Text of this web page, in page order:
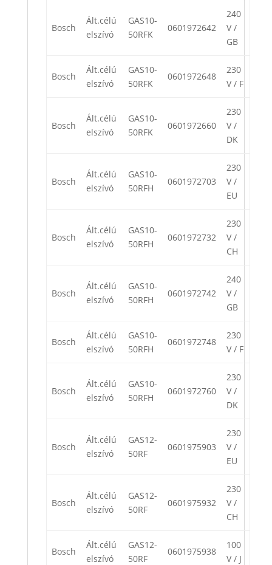
Bosch
Ált.célú
elszívó
GAS10-
50RFK
0601972642
240
V /
GB
Bosch
Ált.célú
elszívó
GAS10-
50RFK
0601972648
230
V / F
Bosch
Ált.célú
elszívó
GAS10-
50RFK
0601972660
230
V /
DK
Bosch
Ált.célú
elszívó
GAS10-
50RFH
0601972703
230
V /
EU
Bosch
Ált.célú
elszívó
GAS10-
50RFH
0601972732
230
V /
CH
Bosch
Ált.célú
elszívó
GAS10-
50RFH
0601972742
240
V /
GB
Bosch
Ált.célú
elszívó
GAS10-
50RFH
0601972748
230
V / F
Bosch
Ált.célú
elszívó
GAS10-
50RFH
0601972760
230
V /
DK
Bosch
Ált.célú
elszívó
GAS12-
50RF
0601975903
230
V /
EU
Bosch
Ált.célú
elszívó
GAS12-
50RF
0601975932
230
V /
CH
Bosch
Ált.célú
elszívó
GAS12-
50RF
0601975938
100
V / J